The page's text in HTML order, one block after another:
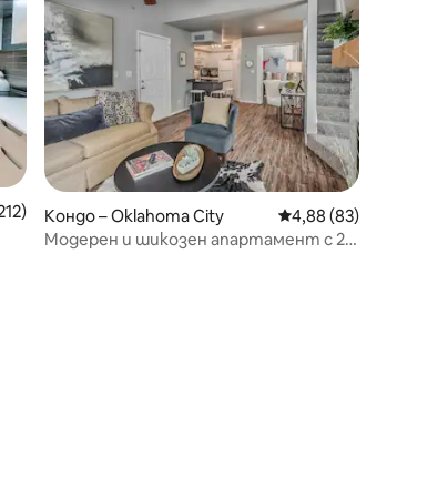
4,87 от 5, 212 отзива
Кондо – Oklahoma City Средна оценка:
4,88 (83)
Модерен и шикозен апартамент с 2